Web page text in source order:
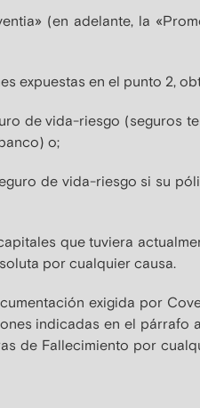
(en adelante, la
expuestas en el punto 2,
de vida-riesgo (seguros
o;
de vida-riesgo si su
que tuviera
por cualquier causa.
exigida por
indicadas en el párrafo
de Fallecimiento por